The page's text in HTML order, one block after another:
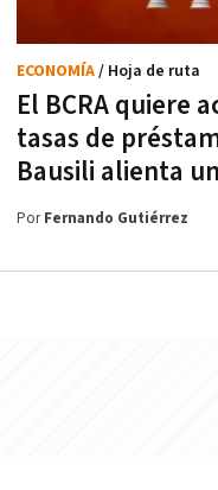
El BCRA quiere
tasas de
Bausili alienta
ECONOMÍA/ Hoja de ruta
PorFernando Gutiérrez